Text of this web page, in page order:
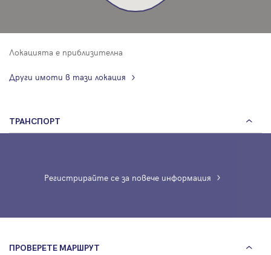
Локацията е приблизителна
Други имоти в тази локация
ТРАНСПОРТ
Регистрирайте се за повече информация
ПРОВЕРЕТЕ МАРШРУТ